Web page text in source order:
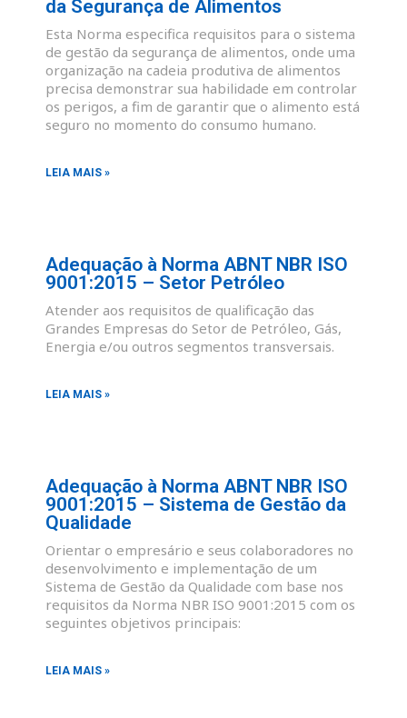
da Segurança de Alimentos
Esta Norma especifica requisitos para o sistema
de gestão da segurança de alimentos, onde uma
organização na cadeia produtiva de alimentos
precisa demonstrar sua habilidade em controlar
os perigos, a fim de garantir que o alimento está
seguro no momento do consumo humano.
LEIA MAIS »
Adequação à Norma ABNT NBR ISO
9001:2015 – Setor Petróleo
Atender aos requisitos de qualificação das
Grandes Empresas do Setor de Petróleo, Gás,
Energia e/ou outros segmentos transversais.
LEIA MAIS »
Adequação à Norma ABNT NBR ISO
9001:2015 – Sistema de Gestão da
Qualidade
Orientar o empresário e seus colaboradores no
desenvolvimento e implementação de um
Sistema de Gestão da Qualidade com base nos
requisitos da Norma NBR ISO 9001:2015 com os
seguintes objetivos principais:
LEIA MAIS »